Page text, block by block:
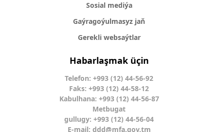
Sosial mediýa
Gaýragoýulmasyz jaň
Gerekli websaýtlar
Habarlaşmak üçin
Telefon: +993 (12) 44-56-92
Faks: +993 (12) 44-58-12
Kabulhana: +993 (12) 44-56-87
Metbugat
gullugy: +993 (12) 44-56-04
E-mail: ddd@mfa.gov.tm